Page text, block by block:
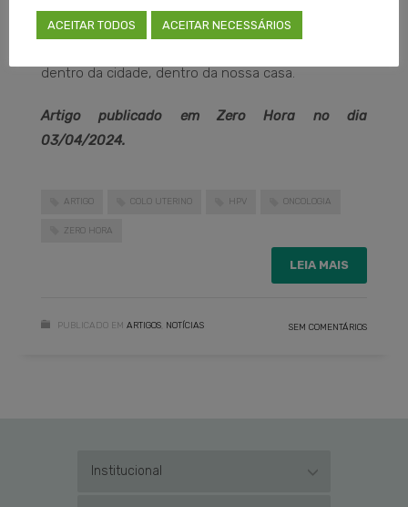
dentro da cidade, dentro da nossa casa.
Artigo publicado em Zero Hora no dia
03/04/2024.
ARTIGO COLO UTERINO HPV ONCOLOGIA
ZERO HORA
LEIA MAIS
PUBLICADO EM ARTIGOS NOTÍCIAS SEM COMENTÁRIOS
Institucional
ACEITAR TODOS ACEITAR NECESSÁRIOS